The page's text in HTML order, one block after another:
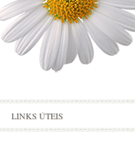
LINKS ÚTEIS